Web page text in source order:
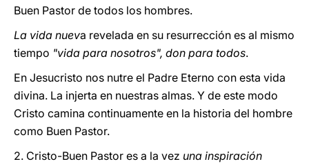
Buen Pastor de todos los hombres.
La vida nueva revelada en su resurrección es al mismo
tiempo "vida para nosotros", don para todos.
En Jesucristo nos nutre el Padre Eterno con esta vida
divina. La injerta en nuestras almas. Y de este modo
Cristo camina continuamente en la historia del hombre
como Buen Pastor.
2. Cristo-Buen Pastor es a la vez una inspiración